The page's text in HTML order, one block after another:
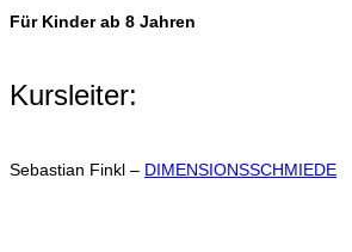
Für Kinder ab 8 Jahren
Kursleiter:
Sebastian Finkl – DIMENSIONSSCHMIEDE